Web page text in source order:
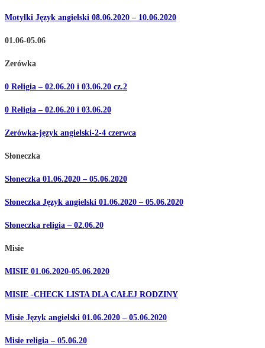
Motylki Język angielski 08.06.2020 – 10.06.2020
01.06-05.06
Zerówka
0 Religia – 02.06.20 i 03.06.20 cz.2
0 Religia – 02.06.20 i 03.06.20
Zerówka-język angielski-2-4 czerwca
Słoneczka
Słoneczka 01.06.2020 – 05.06.2020
Słoneczka Język angielski 01.06.2020 – 05.06.2020
Słoneczka religia – 02.06.20
Misie
MISIE 01.06.2020-05.06.2020
MISIE -CHECK LISTA DLA CAŁEJ RODZINY
Misie Język angielski 01.06.2020 – 05.06.2020
Misie religia – 05.06.20